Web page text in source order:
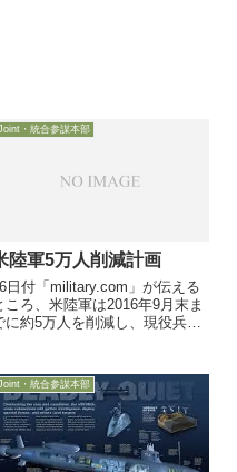
・統合参謀本部
陸軍5万人削減計画
日付「military.com」が伝える
ころ、米陸軍は2016年9月末ま
に約5万人を削減し、現役兵52
管理部長ボスティック中将によ
ば・
・統合参謀本部